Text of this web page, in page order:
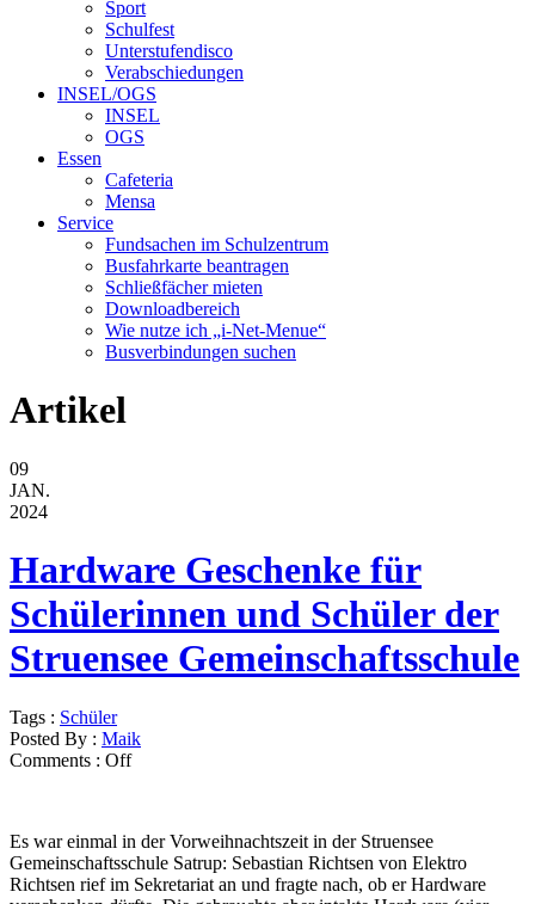
Sport
Schulfest
Unterstufendisco
Verabschiedungen
INSEL/OGS
INSEL
OGS
Essen
Cafeteria
Mensa
Service
Fundsachen im Schulzentrum
Busfahrkarte beantragen
Schließfächer mieten
Downloadbereich
Wie nutze ich „i-Net-Menue“
Busverbindungen suchen
Artikel
09
JAN.
2024
Hardware Geschenke für
Schülerinnen und Schüler der
Struensee Gemeinschaftsschule
Tags : Schüler
Posted By : Maik
Comments : Off
Es war einmal in der Vorweihnachtszeit in der Struensee
Gemeinschaftsschule Satrup: Sebastian Richtsen von Elektro
Richtsen rief im Sekretariat an und fragte nach, ob er Hardware